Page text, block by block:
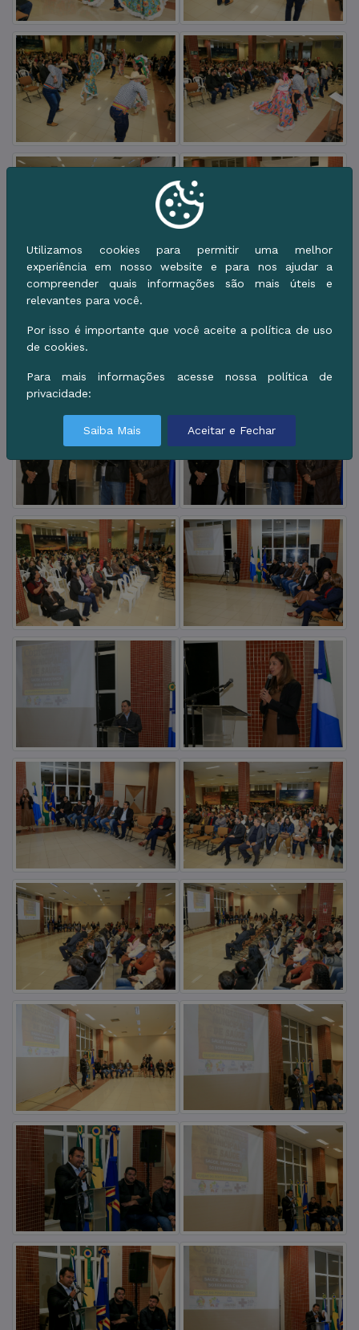
Utilizamos cookies para permitir uma melhor
experiência em nosso website e para nos ajudar a
compreender quais informações são mais úteis e
relevantes para você.
Por isso é importante que você aceite a política de uso
de cookies.
Para mais informações acesse nossa política de
privacidade:
Saiba Mais Aceitar e Fechar